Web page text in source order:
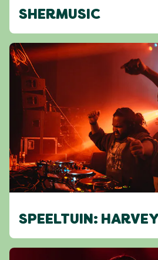
SHERMUSIC
SPEELTUIN: